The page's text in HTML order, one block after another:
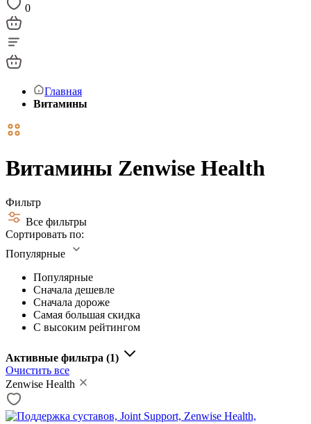
0
Главная
Витамины
Витамины Zenwise Health
Фильтр
Все фильтры
Сортировать по:
Популярные
Популярные
Сначала дешевле
Сначала дороже
Самая большая скидка
С высоким рейтингом
Активные фильтра (1)
Очистить все
Zenwise Health